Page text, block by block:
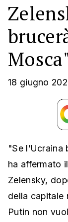
18 giugno
"Se l'Ucraina
ha affermato
Zelensky,
della capitale
Putin non